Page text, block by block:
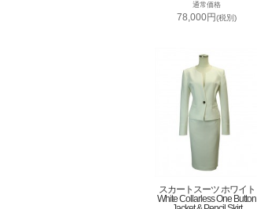
通常価格
78,000円(税別)
スカートスーツ ホワイト
White Collarless One Button